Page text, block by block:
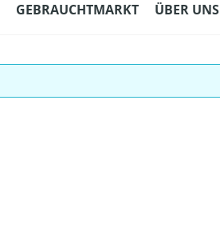
GEBRAUCHTMARKT ÜBER UNS